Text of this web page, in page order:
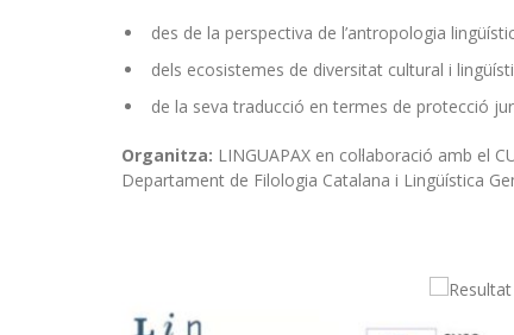
des de la perspectiva de l’antropologia
dels ecosistemes de diversitat cultural i
de la seva traducció en termes de protecció
Organitza: LINGUAPAX en col·laboració amb el
Departament de Filologia Catalana i Lingüística